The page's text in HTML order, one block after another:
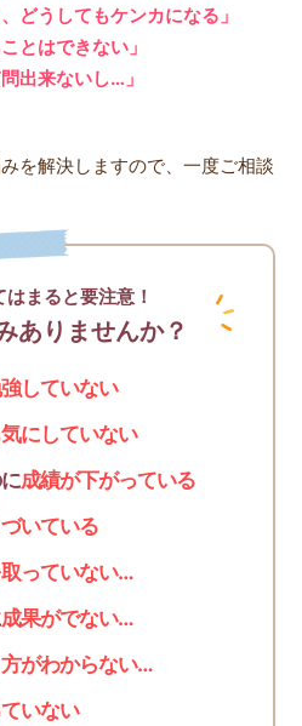
どうしてもケンカになる」
とはできない」
出来ないし…」
を解決しますので、一度ご相談
まると要注意！
ありませんか？
していない
にしていない
成績が下がっている
いている
っていない…
成果がでない…
がわからない…
いない